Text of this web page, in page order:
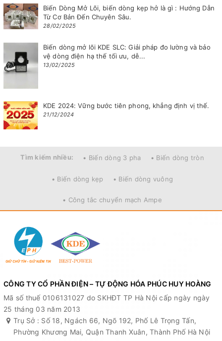
Biến Dòng Mở Lõi, biến dòng kẹp hở là gì : Hướng Dẫn
Từ Cơ Bản Đến Chuyên Sâu.
28/02/2025
Biến dòng mở lõi KDE SLC: Giải pháp đo lường và bảo
vệ dòng điện hạ thế tối ưu, dễ...
13/02/2025
KDE 2024: Vững bước tiên phong, khẳng định vị thế.
21/12/2024
Tìm kiếm nhiều: • Biến dòng 3 pha • Biến dòng tròn
• Biến dòng kẹp • Biến dòng vuông
• Công tắc chuyển mạch Ampe
CÔNG TY CỔ PHẦN ĐIỆN – TỰ ĐỘNG HÓA PHÚC HUY HOÀNG
Mã số thuế 0106131027 do SKHĐT TP Hà Nội cấp ngày ngày
25 tháng 03 năm 2013
Trụ Sở : Số 18, Ngách 66, Ngõ 192, Phố Lê Trọng Tấn,
Phường Khương Mai, Quận Thanh Xuân, Thành Phố Hà Nội